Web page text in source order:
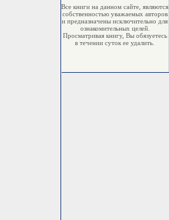
Все книги на данном сайте, являются
собственностью уважаемых авторов
и предназначены исключительно для
ознакомительных целей.
Просматривая книгу, Вы обязуетесь
в течении суток ее удалить.